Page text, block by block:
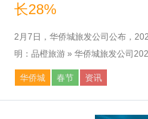
长28%
2月7日，华侨城旅发公司公布，
明：品橙旅游 » 华侨城旅发公司
华侨城 春节 资讯